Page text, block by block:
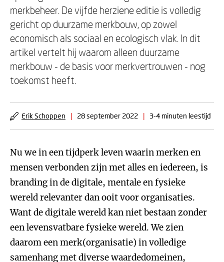
merkbeheer. De vijfde herziene editie is volledig
gericht op duurzame merkbouw, op zowel
economisch als sociaal en ecologisch vlak. In dit
artikel vertelt hij waarom alleen duurzame
merkbouw - de basis voor merkvertrouwen - nog
toekomst heeft.
Erik Schoppen | 28 september 2022 | 3-4 minuten leestijd
Nu we in een tijdperk leven waarin merken en
mensen verbonden zijn met alles en iedereen, is
branding in de digitale, mentale en fysieke
wereld relevanter dan ooit voor organisaties.
Want de digitale wereld kan niet bestaan zonder
een levensvatbare fysieke wereld. We zien
daarom een merk(organisatie) in volledige
samenhang met diverse waardedomeinen,